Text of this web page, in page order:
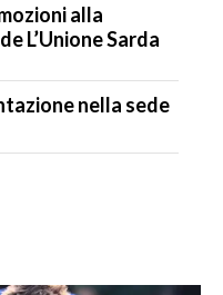
alla
L’Unione Sarda
nella sede